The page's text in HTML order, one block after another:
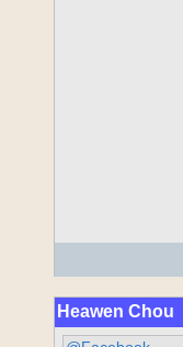
Heawen Chou